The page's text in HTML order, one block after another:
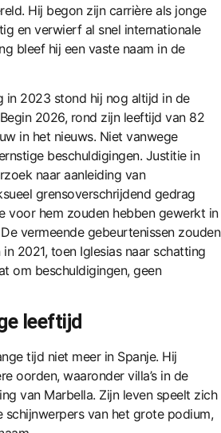
Hij begon zijn carrière als jonge
en verwierf al snel internationale
bleef hij een vaste naam in de
in 2023 stond hij nog altijd in de
2026, rond zijn leeftijd van 82
in het nieuws. Niet vanwege
beschuldigingen. Justitie in
naar aanleiding van
grensoverschrijdend gedrag
voor hem zouden hebben gewerkt in
vermeende gebeurtenissen zouden
2021, toen Iglesias naar schatting
om beschuldigingen, geen
leeftijd
tijd niet meer in Spanje. Hij
oorden, waaronder villa’s in de
van Marbella. Zijn leven speelt zich
van het grote podium,